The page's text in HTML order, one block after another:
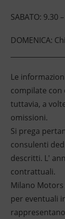
SABATO: 9.30
DOMENICA:
Le
compilate con
tuttavia, a
omissioni.
Si prega
consulenti
descritti. L'
contrattuali.
Milano
per eventuali